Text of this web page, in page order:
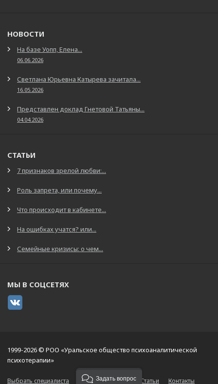
НОВОСТИ
На базе Уопп, Елена...
06.06.2026
Светлана Юрьевна Катырева зачитала...
16.05.2026
Представлен доклад Гнетовой Татьяны...
04.04.2026
СТАТЬИ
7 признаков зрелой любви:...
Роль запрета, или почему...
Что происходит в кабинете...
На ошибках учатся? или...
Семейные кризисы: о чем...
МЫ В СОЦСЕТЯХ
1999-2026 © РОО «Уральское общество психоаналитической
психотерапии»
Выбрать специалиста О центре Услуги Статьи Контакты
Задать вопрос